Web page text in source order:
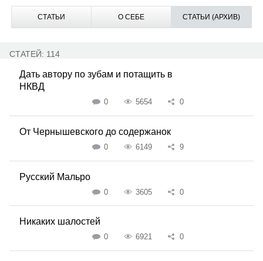
СТАТЬИ О СЕБЕ СТАТЬИ (АРХИВ)
СТАТЕЙ: 114
Дать автору по зубам и потащить в
НКВД
0 5654 0
От Чернышевского до содержанок
0 6149 9
Русский Мальро
0 3605 0
Никаких шалостей
0 6921 0